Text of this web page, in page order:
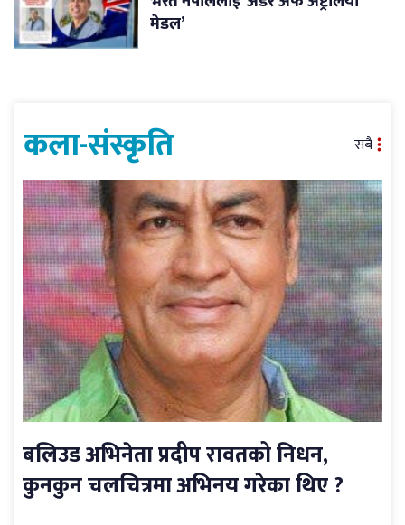
मेडल’
कला-संस्कृति सबै
बलिउड अभिनेता प्रदीप रावतको निधन,
कुनकुन चलचित्रमा अभिनय गरेका थिए ?